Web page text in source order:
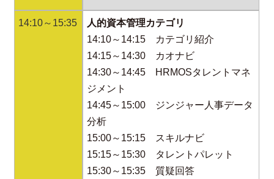
14:10～15:35
人的資本管理カテゴリ
14:10～14:15 カテゴリ紹介
14:15～14:30 カオナビ
14:30～14:45 HRMOSタレントマネ
ジメント
14:45～15:00 ジンジャー人事データ
分析
15:00～15:15 スキルナビ
15:15～15:30 タレントパレット
15:30～15:35 質疑回答